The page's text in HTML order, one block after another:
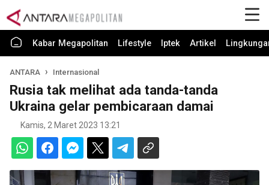
Kabar Megapolitan Lifestyle Iptek Artikel
ANTARA Internasional
Rusia tak melihat ada tanda-tanda
Ukraina gelar pembicaraan damai
Kamis, 2 Maret 2023 13:21